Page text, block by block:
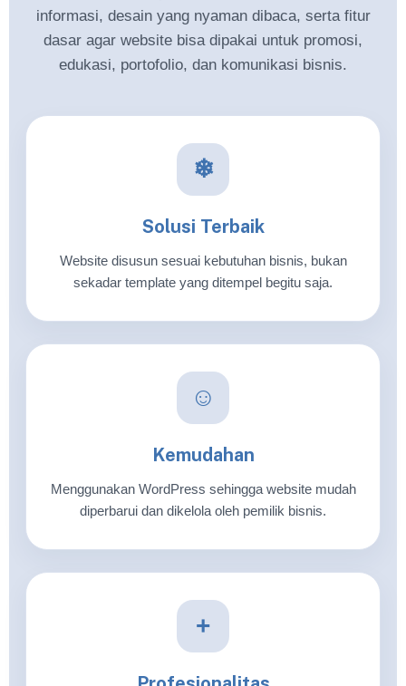
informasi, desain yang nyaman dibaca, serta fitur
dasar agar website bisa dipakai untuk promosi,
edukasi, portofolio, dan komunikasi bisnis.
❄
Solusi Terbaik
Website disusun sesuai kebutuhan bisnis, bukan
sekadar template yang ditempel begitu saja.
☺
Kemudahan
Menggunakan WordPress sehingga website mudah
diperbarui dan dikelola oleh pemilik bisnis.
+